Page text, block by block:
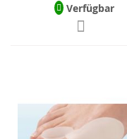
Verfügbar